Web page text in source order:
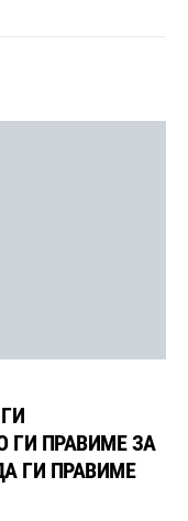
ГИ ПРАВИМЕ ЗА
ГИ ПРАВИМЕ